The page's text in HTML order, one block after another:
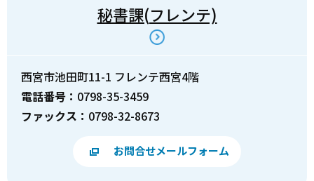
秘書課(フレンテ)
西宮市池田町11-1 フレンテ西宮4階
電話番号： 0798-35-3459
ファックス： 0798-32-8673
お問合せメールフォーム